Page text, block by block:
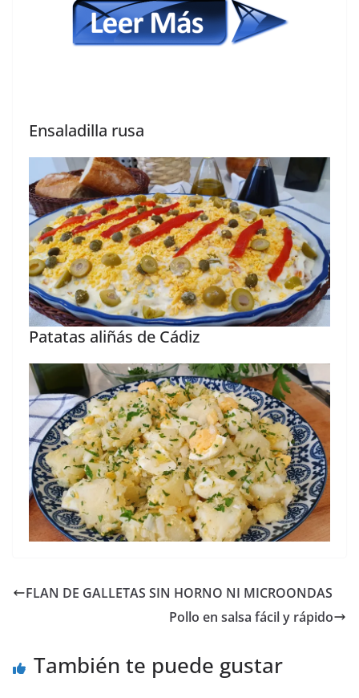
Ensaladilla rusa
Patatas aliñás de Cádiz
FLAN DE GALLETAS SIN HORNO NI MICROONDAS
Pollo en salsa fácil y rápido
También te puede gustar